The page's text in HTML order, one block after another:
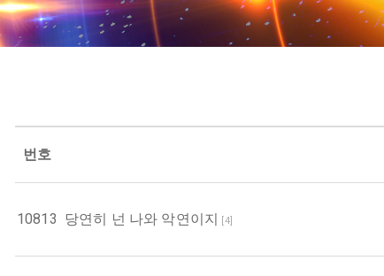
번호
10813 당연히 넌 나와 악연이지 [4]